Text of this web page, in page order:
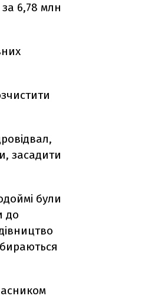
6,78 млн
засадити
були
до